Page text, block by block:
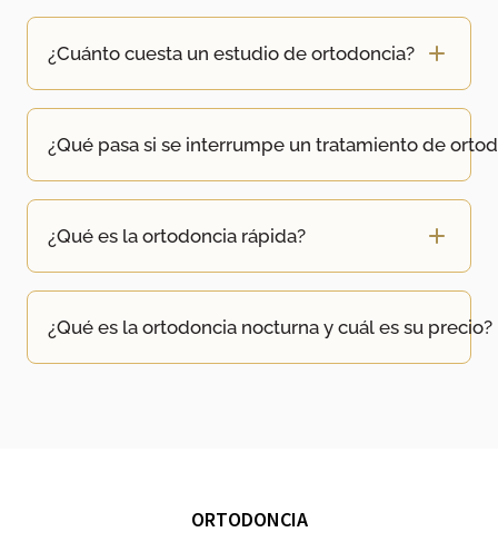
¿Cuánto cuesta un estudio de ortodoncia?
¿Qué pasa si se interrumpe un tratamiento de
¿Qué es la ortodoncia rápida?
¿Qué es la ortodoncia nocturna y cuál es su precio?
ORTODONCIA